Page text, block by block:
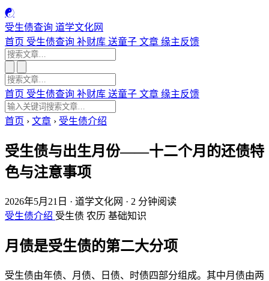
☯
受生债查询 道学文化网
首页 受生债查询 补财库 送童子 文章 缘主反馈
首页 受生债查询 补财库 送童子 文章 缘主反馈
首页 › 文章 › 受生债介绍
受生债与出生月份——十二个月的还债特
色与注意事项
2026年5月21日 · 道学文化网 · 2 分钟阅读
受生债介绍 受生债 农历 基础知识
月债是受生债的第二大分项
受生债由年债、月债、日债、时债四部分组成。其中月债由两